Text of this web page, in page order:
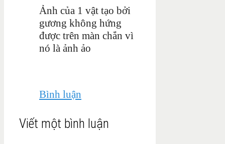
Ảnh của 1 vật tạo bởi
gương không hứng
được trên màn chắn vì
nó là ảnh ảo
Bình luận
Viết một bình luận